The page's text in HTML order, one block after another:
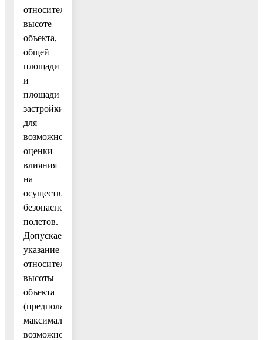
относительной
высоте
объекта,
общей
площади
и
площади
застройки
для
возможности
оценки
влияния
на
осуществление
безопасности
полетов.
Допускается
указание
относительной
высоты
объекта
(предполагаемой
максимально
возможной)